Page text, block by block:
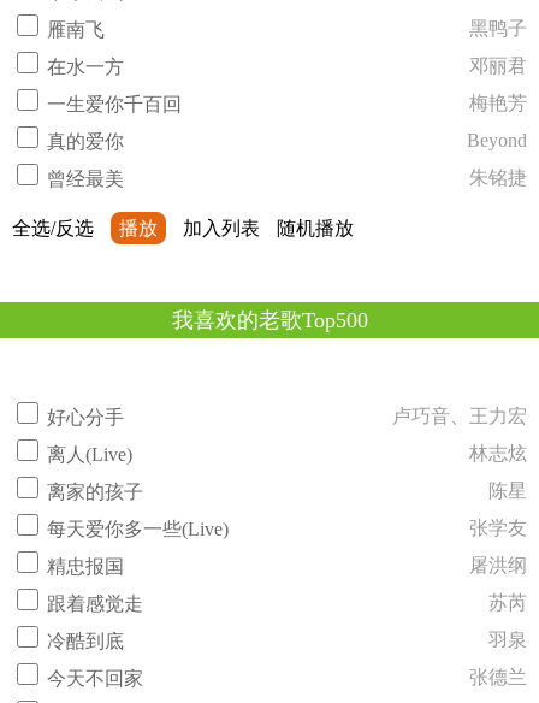
雁南飞
黑鸭子
在水一方
邓丽君
一生爱你千百回
梅艳芳
真的爱你
Beyond
曾经最美
朱铭捷
全选/反选 播放 加入列表 随机播放
我喜欢的老歌Top500
好心分手
卢巧音、王力宏
离人(Live)
林志炫
离家的孩子
陈星
每天爱你多一些(Live)
张学友
精忠报国
屠洪纲
跟着感觉走
苏芮
冷酷到底
羽泉
今天不回家
张德兰